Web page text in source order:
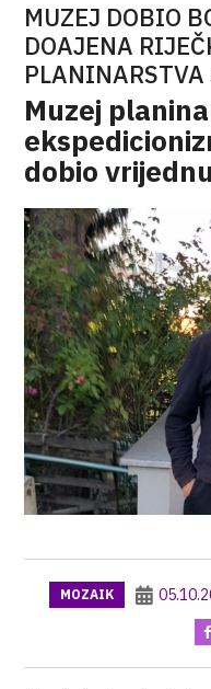
MUZEJ DOBIO
DOAJENA
Muzej
dobio
MOZAIK